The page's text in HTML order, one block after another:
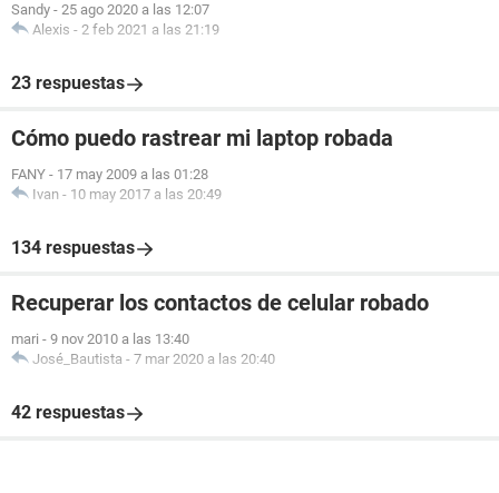
Sandy - 25 ago 2020 a las 12:07
Alexis - 2 feb 2021 a las 21:19
23 respuestas
Cómo puedo rastrear mi laptop robada
FANY - 17 may 2009 a las 01:28
Ivan - 10 may 2017 a las 20:49
134 respuestas
Recuperar los contactos de celular robado
mari - 9 nov 2010 a las 13:40
José_Bautista - 7 mar 2020 a las 20:40
42 respuestas